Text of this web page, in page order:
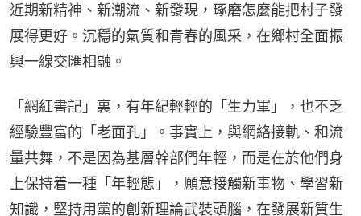
近期新精神、新潮流、新發現，琢磨怎麼能把村子發
展得更好。沉穩的氣質和青春的風采，在鄉村全面振
興一線交匯相融。
「網紅書記」裏，有年紀輕輕的「生力軍」，也不乏
經驗豐富的「老面孔」。事實上，與網絡接軌、和流
量共舞，不是因為基層幹部們年輕，而是在於他們身
上保持着一種「年輕態」，願意接觸新事物、學習新
知識，堅持用黨的創新理論武裝頭腦，在發展新質生